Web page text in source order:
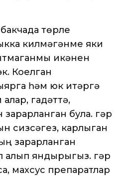
төрле
килмәгәнме яки
икәнен
Коелган
һәм юк итәргә
гадәттә,
була. Әгәр
сизсәгез, карлыган
зарарланган
алып яндырыгыз. Әгәр
махсус препаратлар